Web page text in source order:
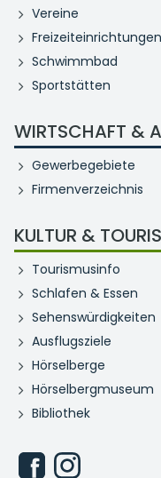
Vereine
Freizeiteinrichtungen
Schwimmbad
Sportstätten
WIRTSCHAFT &
Gewerbegebiete
Firmenverzeichnis
KULTUR &
Tourismusinfo
Schlafen & Essen
Sehenswürdigkeiten
Ausflugsziele
Hörselberge
Hörselbergmuseum
Bibliothek